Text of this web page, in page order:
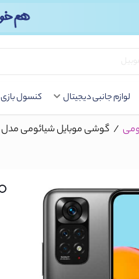
لوازم جانبی دیجیتال کنسول بازی
/ گوشی موبایل شیائومی مدل Redmi Note 11 دو سیم‌ کارت ظرفیت 128 گیگابایت و رم 6 گیگابایت